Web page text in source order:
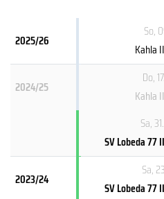
2025/26
So,
Kahla II
2024/25
Do,
Kahla II
Sa,
SV Lobeda 77 II
2023/24
Sa,
SV Lobeda 77 II